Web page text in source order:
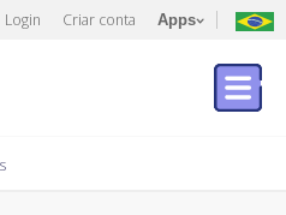
Login Criar conta Apps